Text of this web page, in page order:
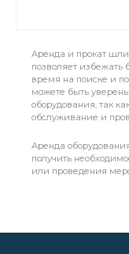
Аренда и прокат
позволяет избежать
время на поиске и
можете быть
оборудования, так
обслуживание и
Аренда
получить
или проведения